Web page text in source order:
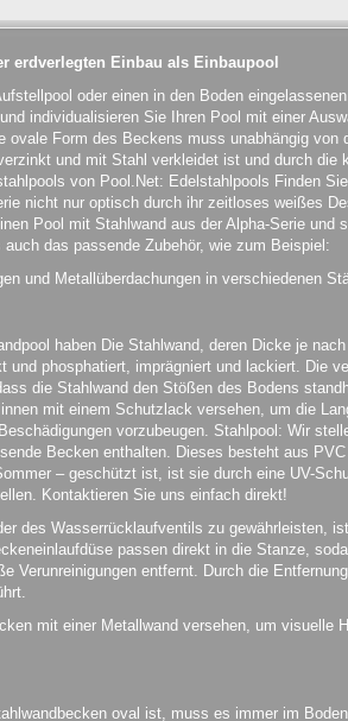
erdverlegten Einbau als Einbaupool
oder einen in den Boden
individualisieren Sie Ihren Pool mit einer
Form des Beckens muss unabhängig
und mit Stahl verkleidet ist und durch
von Pool.Net: Edelstahlpools Finden
nicht nur optisch durch ihr zeitloses weißes
Pool mit Stahlwand aus der Alpha-Serie
das passende Zubehör, wie zum Beispiel:
und Metallüberdachungen in verschiedenen
haben Die Stahlwand, deren Dicke je
und phosphatiert, imprägniert und lackiert. Die
die Stahlwand den Stößen des Bodens
mit einem Schutzlack versehen, um die
vorzubeugen. Stahlpool: Wir
Becken enthalten. Dieses besteht aus
– geschützt ist, ist sie durch eine UV-
Kontaktieren Sie uns einfach direkt!
des Wasserrücklaufventils zu gewährleisten,
passen direkt in die Stanze,
Verunreinigungen entfernt. Durch die
mit einer Metallwand versehen, um
oval ist, muss es immer im